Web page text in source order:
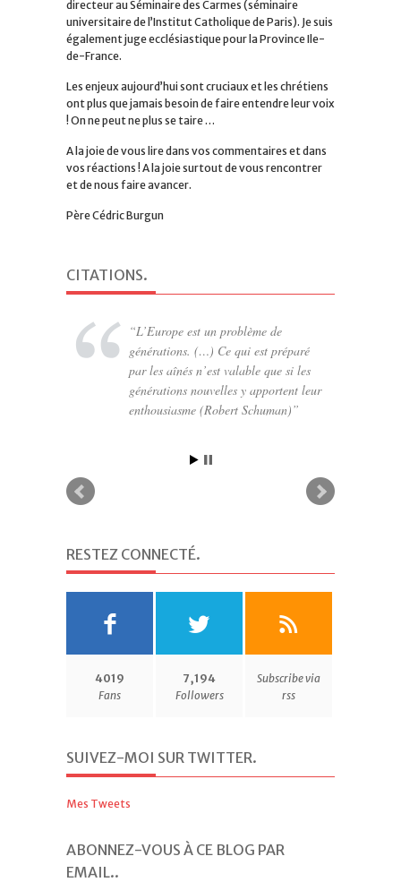
directeur au Séminaire des Carmes (séminaire
universitaire de l’Institut Catholique de Paris). Je suis
également juge ecclésiastique pour la Province Ile-
de-France.
Les enjeux aujourd’hui sont cruciaux et les chrétiens
ont plus que jamais besoin de faire entendre leur voix
! On ne peut ne plus se taire …
A la joie de vous lire dans vos commentaires et dans
vos réactions ! A la joie surtout de vous rencontrer
et de nous faire avancer.
Père Cédric Burgun
CITATIONS.
L’Europe est un problème de
générations. (…) Ce qui est préparé
par les aînés n’est valable que si les
générations nouvelles y apportent leur
enthousiasme (Robert Schuman)
RESTEZ CONNECTÉ.
4019
Fans
7,194
Followers
Subscribe via
rss
SUIVEZ-MOI SUR TWITTER.
Mes Tweets
ABONNEZ-VOUS À CE BLOG PAR
EMAIL..